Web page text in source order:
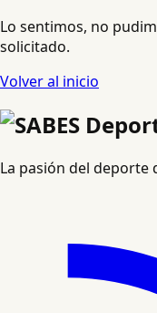
Lo sentimos, no
solicitado.
Volver al inicio
La pasión del deporte